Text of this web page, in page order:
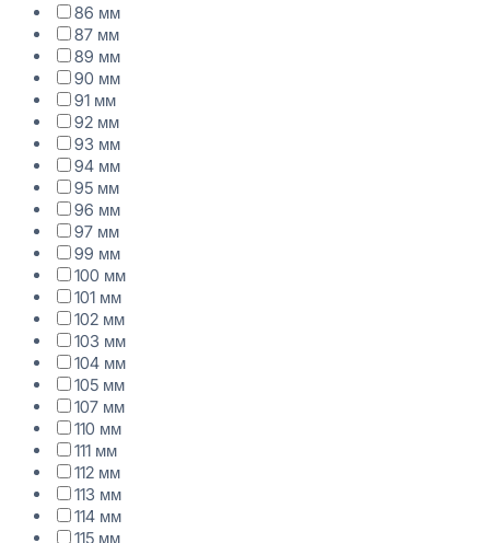
86 мм
87 мм
89 мм
90 мм
91 мм
92 мм
93 мм
94 мм
95 мм
96 мм
97 мм
99 мм
100 мм
101 мм
102 мм
103 мм
104 мм
105 мм
107 мм
110 мм
111 мм
112 мм
113 мм
114 мм
115 мм